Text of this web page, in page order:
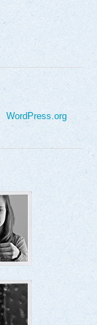
WordPress.org